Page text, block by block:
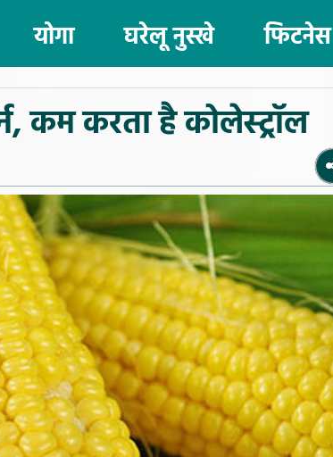
योगा घरेलू नुस्खे फिटनेस
कम करता है कोलेस्ट्रॉल